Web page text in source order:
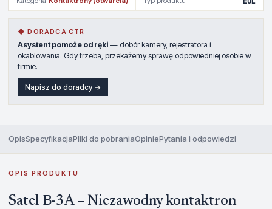
◆ DORADCA CTR
Asystent pomoże od ręki — dobór kamery, rejestratora i
okablowania. Gdy trzeba, przekażemy sprawę odpowiedniej osobie w
firmie.
Napisz do doradcy →
OpisSpecyfikacjaPliki do pobraniaOpiniePytania i odpowiedzi
OPIS PRODUKTU
Satel B-3A – Niezawodny kontaktron